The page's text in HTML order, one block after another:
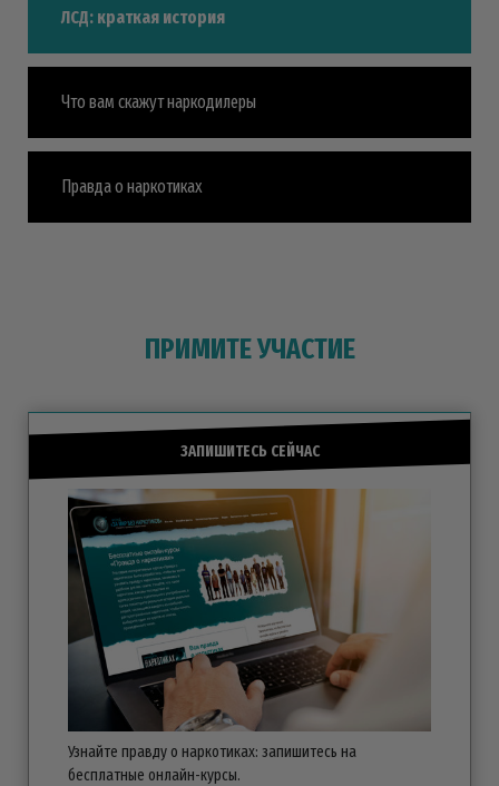
ЛСД: краткая история
Что вам скажут наркодилеры
Правда о наркотиках
ПРИМИТЕ УЧАСТИЕ
ЗАПИШИТЕСЬ СЕЙЧАС
Узнайте правду о наркотиках: запишитесь на
бесплатные онлайн-курсы.